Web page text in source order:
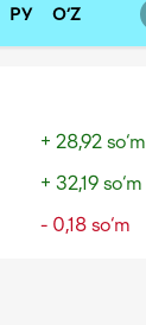
РУ O‘Z
+ 28,92 so‘m
+ 32,19 so‘m
- 0,18 so‘m